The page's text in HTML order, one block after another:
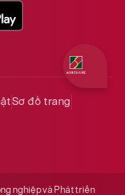
Sơ đồ trang
nghiệp và Phát triển
Quý